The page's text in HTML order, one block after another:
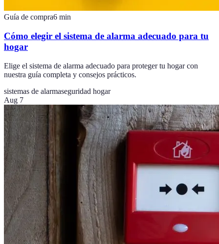
Guía de compra6 min
Cómo elegir el sistema de alarma adecuado para tu
hogar
Elige el sistema de alarma adecuado para proteger tu hogar con
nuestra guía completa y consejos prácticos.
sistemas de alarmaseguridad hogar
Aug 7